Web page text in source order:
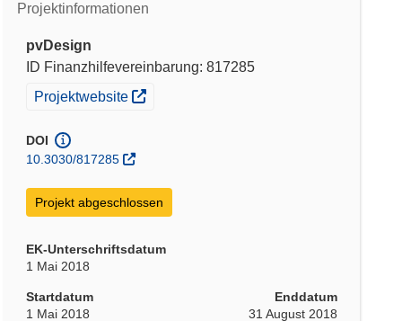
Projektinformationen
pvDesign
ID Finanzhilfevereinbarung: 817285
(öffnet in neuem Fenster)
Projektwebsite
DOI
10.3030/817285
Projekt abgeschlossen
EK-Unterschriftsdatum
1 Mai 2018
Startdatum
1 Mai 2018
Enddatum
31 August 2018